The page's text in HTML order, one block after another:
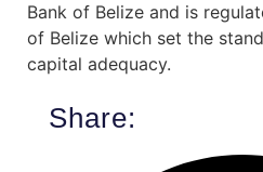
Bank of Belize and is
of Belize which set the
capital adequacy.
Share: